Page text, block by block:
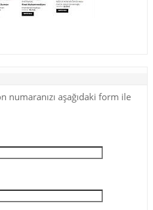
numaranızı aşağıdaki form ile